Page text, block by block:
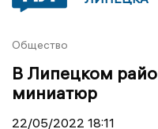
Общество
В Липецком
миниатюр
22/05/2022 18:11